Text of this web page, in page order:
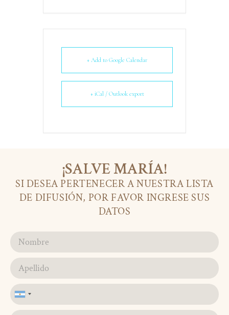
+ Add to Google Calendar
+ iCal / Outlook export
¡SALVE MARÍA!
SI DESEA PERTENECER A NUESTRA LISTA
DE DIFUSIÓN, POR FAVOR INGRESE SUS
DATOS
Argentina